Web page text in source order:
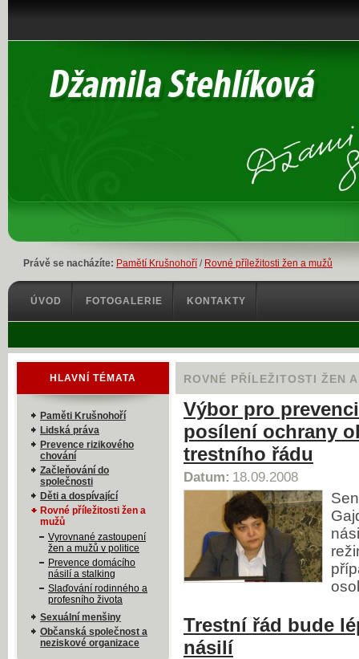
Právě se nacházíte: Pamětí Krušnohoří / Rovné příležitosti žen a mužů
ROVNÉ PŘÍLEŽITOSTI ŽEN
Výbor pro
posílení ochrany
trestního řádu
Datum: 18.09.2008
Trestní řád bude
násilí
HLAVNÍ TÉMATA
Paměti Krušnohoří
Lidská práva
Prevence rizikového
chování
Začleňování do
společnosti
Děti a dospívající
Rovné příležitosti žen a
mužů
Vyrovnané zastoupení
žen a mužů v politice
Prevence domácího
násilí a stalking
Slaďování rodinného a
profesního života
Sexuální menšiny
Občanská společnost a
neziskové organizace
ÚVOD FOTOGALERIE KONTAKTY